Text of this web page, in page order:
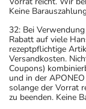
Keine
32: Bei
Rabatt auf viele
rezeptpflichtige
Versandkosten.
Coupons)
und in der
solange der Vorrat
zu beenden. Keine